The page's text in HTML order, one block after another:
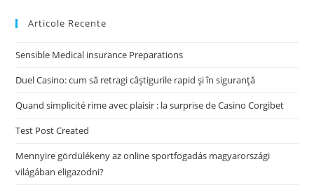
Articole Recente
Sensible Medical insurance Preparations
Duel Casino: cum să retragi câștigurile rapid și în siguranță
Quand simplicité rime avec plaisir : la surprise de Casino Corgibet
Test Post Created
Mennyire gördülékeny az online sportfogadás magyarországi
világában eligazodni?